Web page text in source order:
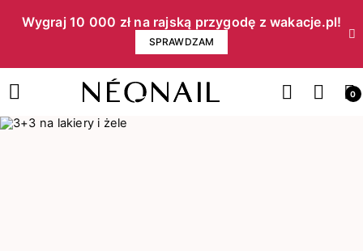
Wygraj 10 000 zł na rajską przygodę z wakacje.pl!​
SPRAWDZAM
0